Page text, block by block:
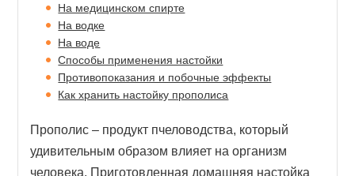
На медицинском спирте
На водке
На воде
Способы применения настойки
Противопоказания и побочные эффекты
Как хранить настойку прополиса
Прополис – продукт пчеловодства, который
удивительным образом влияет на организм
человека. Приготовленная домашняя настойка